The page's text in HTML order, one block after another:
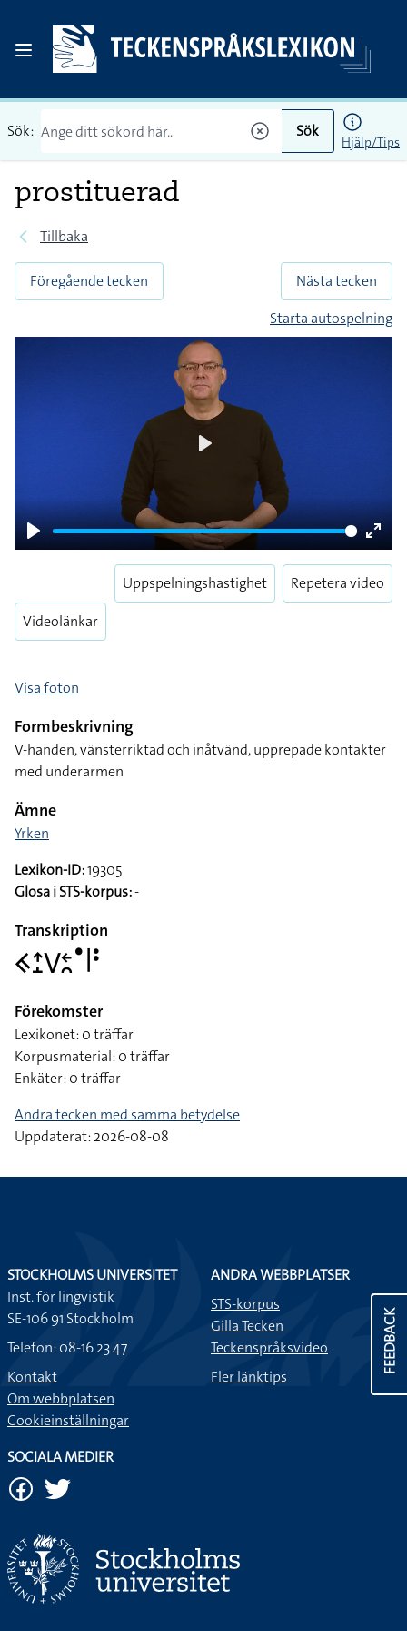
Sök: Sök
Hjälp/Tips
prostituerad
Tillbaka
Föregående tecken
Nästa tecken
Starta autospelning
Play
Enter
Videolänkar
Uppspelningshastighet Repetera video
Visa foton
Formbeskrivning
V-handen, vänsterriktad och inåtvänd, upprepade kontakter
med underarmen
Ämne
Yrken
Lexikon-ID:19305
Glosa i STS-korpus:-
Transkription
􌤒􌤴􌤸􌤭􌥓􌥘􌤟􌥼􌥻
Förekomster
Lexikonet: 0 träffar
Korpusmaterial: 0 träffar
Enkäter: 0 träffar
Andra tecken med samma betydelse
Uppdaterat: 2026-08-08
FEEDBACK
STOCKHOLMS UNIVERSITET
Inst. för lingvistik
SE-106 91 Stockholm
Telefon: 08-16 23 47
Kontakt
Om webbplatsen
Cookieinställningar
ANDRA WEBBPLATSER
STS-korpus
Gilla Tecken
Teckenspråksvideo
Fler länktips
SOCIALA MEDIER